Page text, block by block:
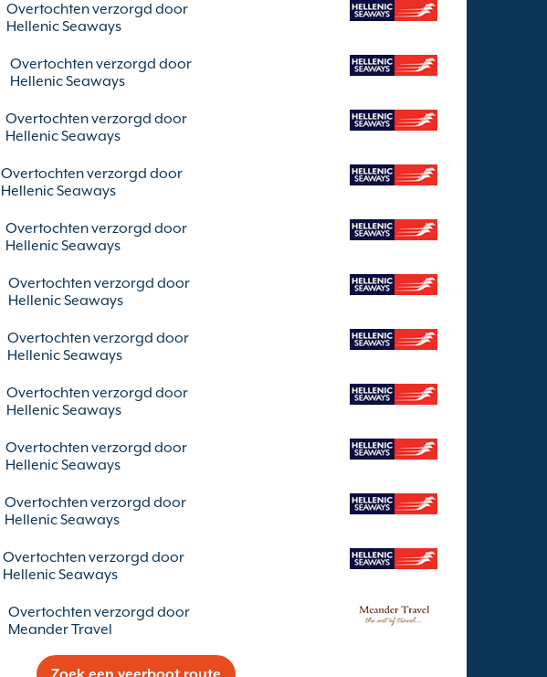
Overtochten verzorgd door
Hellenic Seaways
Overtochten verzorgd door
Hellenic Seaways
Overtochten verzorgd door
Hellenic Seaways
Overtochten verzorgd door
Hellenic Seaways
Overtochten verzorgd door
Hellenic Seaways
Overtochten verzorgd door
Hellenic Seaways
Overtochten verzorgd door
Hellenic Seaways
Overtochten verzorgd door
Hellenic Seaways
Overtochten verzorgd door
Hellenic Seaways
Overtochten verzorgd door
Hellenic Seaways
Overtochten verzorgd door
Hellenic Seaways
Overtochten verzorgd door
Meander Travel